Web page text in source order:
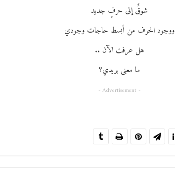
شوقٌ إلى حرفٍ جديد
ووجود الحرف من أبسط حاجات وجودي
هل عرفت الآن ..
ما معنى بريدي؟
- Advertisement -